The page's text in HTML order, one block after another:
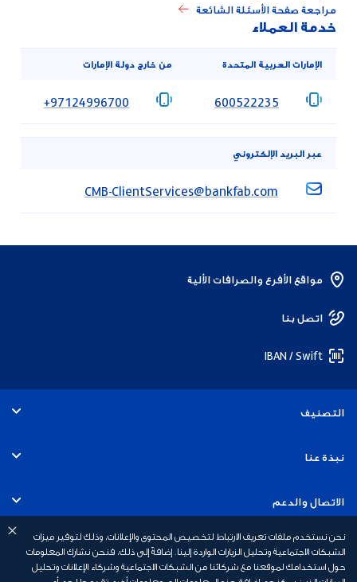
نحن نستخدم ملفات تعريف الارتباط لتخصيص المحتوى والإعلانات، وذلك لتوفير ميزات
الشبكات الاجتماعية وتحليل الزيارات الواردة إلينا. إضافةً إلى ذلك، فنحن نشارك المعلومات
حول استخدامك لموقعنا مع شركائنا من الشبكات الاجتماعية وشركاء الإعلانات وتحليل
مراجعة صفحة الأسئلة الشائعة
خدمة العملاء
الإمارات العربية المتحدة من خارج دولة الإمارات
‎600522235
‎+97124996700
عبر البريد الإلكتروني
CMB-ClientServices@bankfab.com
مواقع الأفرع والصرافات الألية
اتصل بنا
IBAN / Swift
التصنيف
الأفراد
الخدمات المصرفية للشركات
الخدمات المصرفية للاستثمار
نبذة عنا
التوظيف
الاستدامة
أخبار بنك أبوظبي الأول
الاتصال والدعم
الاستشارات المتعلقة بالديون
روابط سريعة